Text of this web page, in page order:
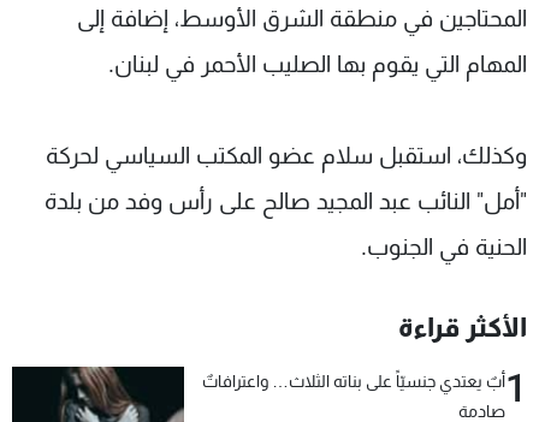
المحتاجين في منطقة الشرق الأوسط، إضافة إلى
المهام التي يقوم بها الصليب الأحمر في لبنان.
وكذلك، استقبل سلام عضو المكتب السياسي لحركة
"أمل" النائب عبد المجيد صالح على رأس وفد من بلدة
الحنية في الجنوب.
الأكثر قراءة
1أبٌ يعتدي جنسيّاً على بناته الثلاث… واعترافاتٌ
صادمة